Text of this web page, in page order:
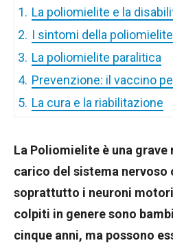
1. La poliomielite e la
2. I sintomi della poliomielite
3. La poliomielite paralitica
4. Prevenzione: il vaccino
5. La cura e la riabilitazione
La Poliomielite è una
carico del sistema nervoso
soprattutto i neuroni
colpiti in genere sono
cinque anni, ma possono